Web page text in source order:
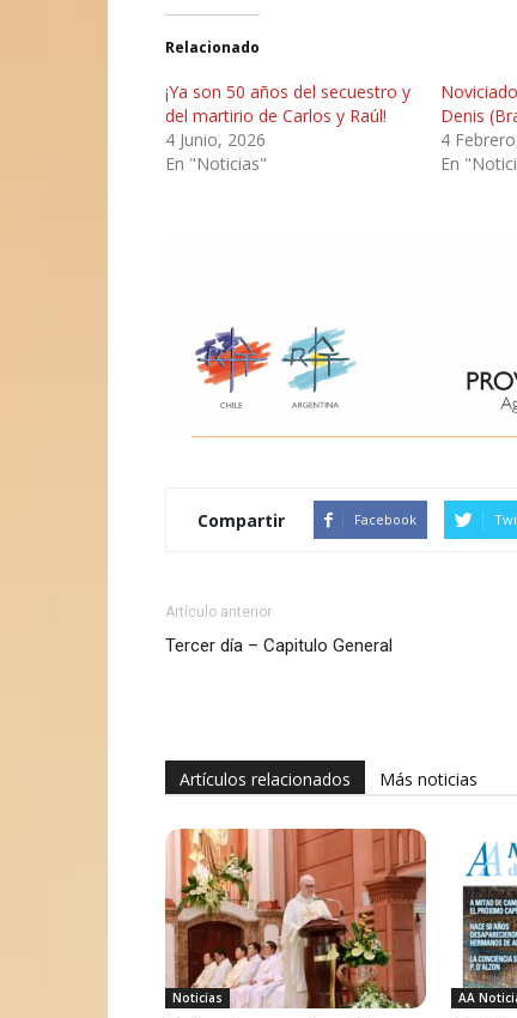
Relacionado
¡Ya son 50 años del secuestro y
del martirio de Carlos y Raúl!
4 Junio, 2026
En "Noticias"
Denis
4
En
Compartir Facebook
Artículo anterior
Tercer día – Capitulo General
Artículos relacionados Más noticias
Noticias AA